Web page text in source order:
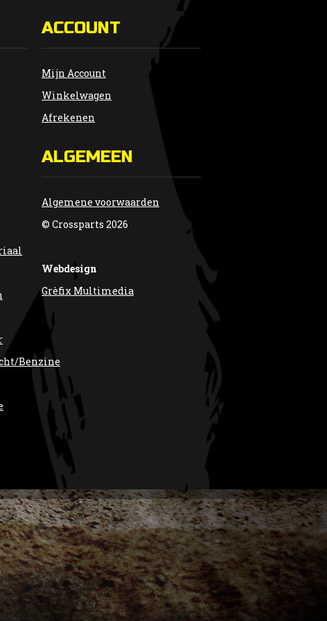
Benzine
ACCOUNT
Mijn Account
Winkelwagen
Afrekenen
ALGEMEEN
Algemene voorwaarden
© Crossparts 2026
Webdesign
Grèfix Multimedia